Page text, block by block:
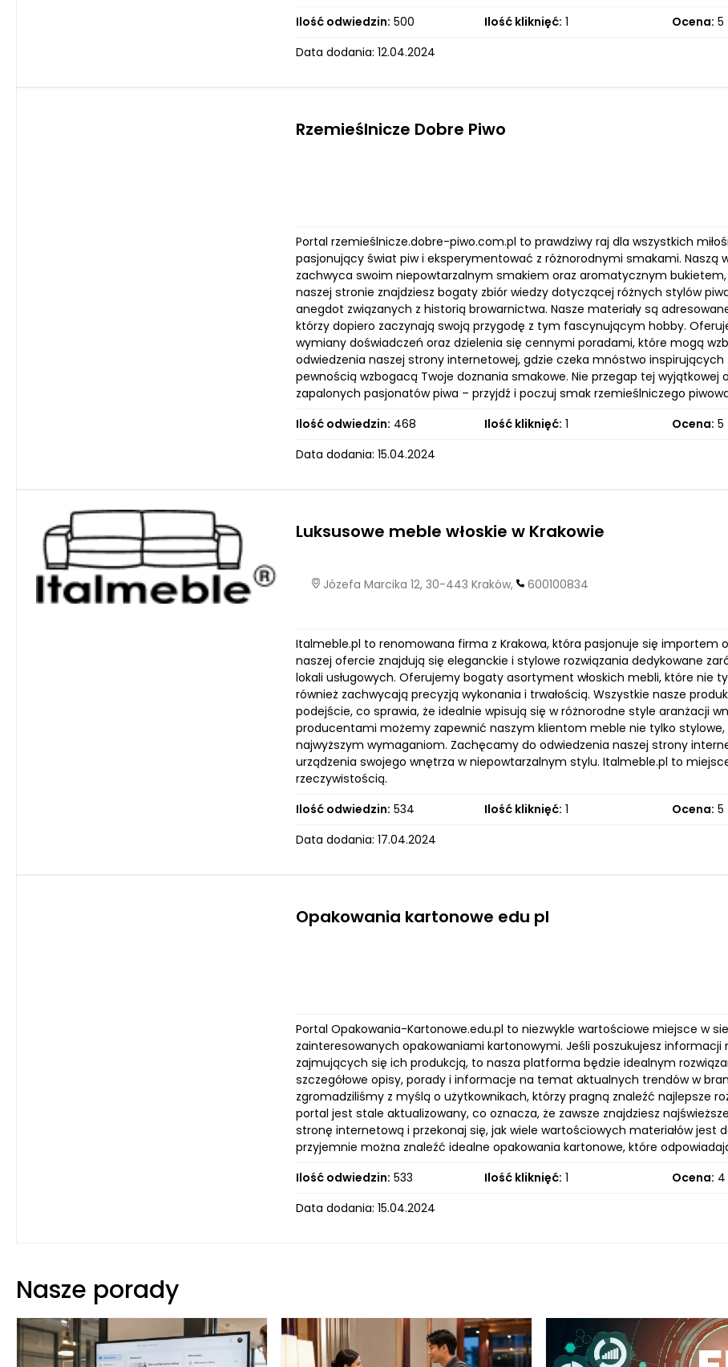
Ilość odwiedzin: 500 Ilość kliknięć: 1 Ocena: 5
Data dodania: 12.04.2024
Rzemieślnicze Dobre Piwo
Portal rzemieślnicze.dobre-piwo.com.pl to prawdziwy raj dla wszystkich
pasjonujący świat piw i eksperymentować z różnorodnymi smakami. Naszą
zachwyca swoim niepowtarzalnym smakiem oraz aromatycznym
naszej stronie znajdziesz bogaty zbiór wiedzy dotyczącej różnych stylów
anegdot związanych z historią browarnictwa. Nasze materiały są
którzy dopiero zaczynają swoją przygodę z tym fascynującym hobby.
wymiany doświadczeń oraz dzielenia się cennymi poradami, które mogą
odwiedzenia naszej strony internetowej, gdzie czeka mnóstwo
pewnością wzbogacą Twoje doznania smakowe. Nie przegap tej
zapalonych pasjonatów piwa – przyjdź i poczuj smak rzemieślniczego
Ilość odwiedzin: 468 Ilość kliknięć: 1 Ocena: 5
Data dodania: 15.04.2024
Luksusowe meble włoskie w Krakowie
Józefa Marcika 12, 30-443 Kraków, 600100834
Italmeble.pl to renomowana firma z Krakowa, która pasjonuje się importem
naszej ofercie znajdują się eleganckie i stylowe rozwiązania dedykowane
lokali usługowych. Oferujemy bogaty asortyment włoskich mebli, które nie
również zachwycają precyzją wykonania i trwałością. Wszystkie nasze
podejście, co sprawia, że idealnie wpisują się w różnorodne style aranżacji
producentami możemy zapewnić naszym klientom meble nie tylko
najwyższym wymaganiom. Zachęcamy do odwiedzenia naszej strony
urządzenia swojego wnętrza w niepowtarzalnym stylu. Italmeble.pl to
rzeczywistością.
Ilość odwiedzin: 534 Ilość kliknięć: 1 Ocena: 5
Data dodania: 17.04.2024
Opakowania kartonowe edu pl
Portal Opakowania-Kartonowe.edu.pl to niezwykle wartościowe miejsce w
zainteresowanych opakowaniami kartonowymi. Jeśli poszukujesz
zajmujących się ich produkcją, to nasza platforma będzie idealnym
szczegółowe opisy, porady i informacje na temat aktualnych trendów w
zgromadziliśmy z myślą o użytkownikach, którzy pragną znaleźć najlepsze
portal jest stale aktualizowany, co oznacza, że zawsze znajdziesz
stronę internetową i przekonaj się, jak wiele wartościowych materiałów jest
przyjemnie można znaleźć idealne opakowania kartonowe, które
Ilość odwiedzin: 533 Ilość kliknięć: 1 Ocena: 4
Data dodania: 15.04.2024
Nasze porady